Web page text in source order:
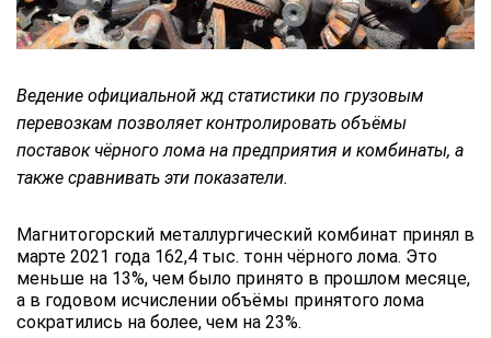
Ведение официальной жд статистики по грузовым
перевозкам позволяет контролировать объёмы
поставок чёрного лома на предприятия и комбинаты, а
также сравнивать эти показатели.
Магнитогорский металлургический комбинат принял в
марте 2021 года 162,4 тыс. тонн чёрного лома. Это
меньше на 13%, чем было принято в прошлом месяце,
а в годовом исчислении объёмы принятого лома
сократились на более, чем на 23%.